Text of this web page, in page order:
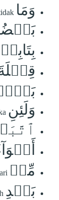
وَمَا
بِتَابِعٖ
وَلَئِنِ
مِّنۢ
بَعۡدِ